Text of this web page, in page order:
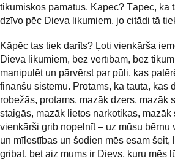
tikumiskos pamatus. Kāpēc? Tāpēc, ka
dzīvo pēc Dieva likumiem, jo citādi tā
Kāpēc tas tiek darīts? Ļoti vienkārša
Dieva likumiem, bez vērtībām, bez
manipulēt un pārvērst par pūli, kas
finanšu sistēmu. Protams, ka tauta, kas
robežās, protams, mazāk dzers, mazāk
staigās, mazāk lietos narkotikas,
vienkārši grib nopelnīt – uz mūsu
un mīlestības un šodien mēs esam šeit,
gribat, bet aiz mums ir Dievs, kuru mēs